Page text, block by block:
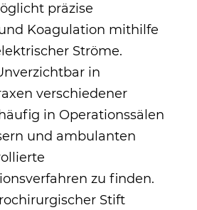
präzise
Koagulation mithilfe
Ströme.
in
verschiedener
in Operationssälen
und ambulanten
zu finden.
Stift